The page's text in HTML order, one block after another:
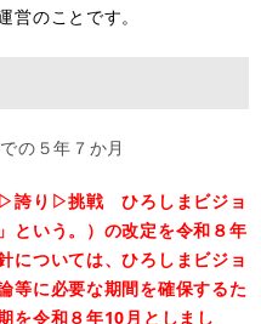
営のことです。
の５年７か月
誇り▷挑戦 ひろしまビジョ
という。）の改定を令和８年
については、ひろしまビジョ
等に必要な期間を確保するた
を令和８年10月としまし